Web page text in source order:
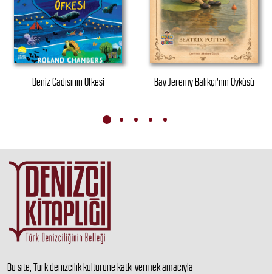
Deniz Cadısının Öfkesi Bay Jeremy Balıkçı'nın Öyküsü
Bu site, Türk denizcilik kültürüne katkı vermek amacıyla